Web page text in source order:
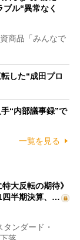
ル“異常なく
商品「みんなで
した“成田プロ
“内部議事録”で
一覧を見る
大反転の期待》
四半期決算、…
ンダード・